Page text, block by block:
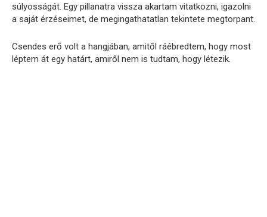
súlyosságát. Egy pillanatra vissza akartam vitatkozni, igazolni
a saját érzéseimet, de megingathatatlan tekintete megtorpant.
Csendes erő volt a hangjában, amitől ráébredtem, hogy most
léptem át egy határt, amiről nem is tudtam, hogy létezik.